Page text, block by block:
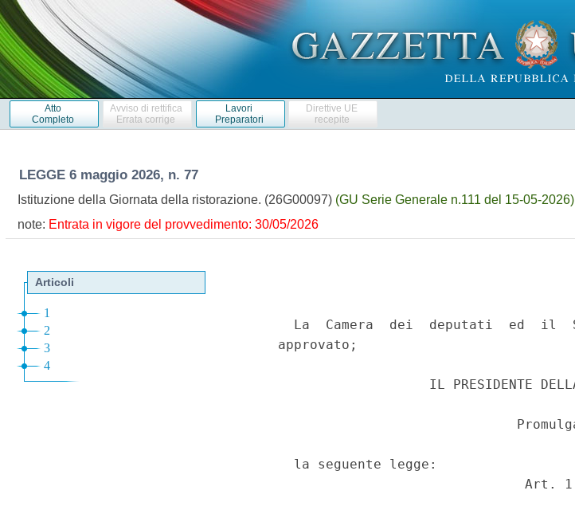
Atto
Completo
Avviso di rettifica
Errata corrige
Lavori
Preparatori
Direttive UE
recepite
LEGGE 6 maggio 2026, n. 77
Istituzione della Giornata della ristorazione. (26G00097) (GU Serie Generale n.111 del 15-05-2026)
note: Entrata in vigore del provvedimento: 30/05/2026